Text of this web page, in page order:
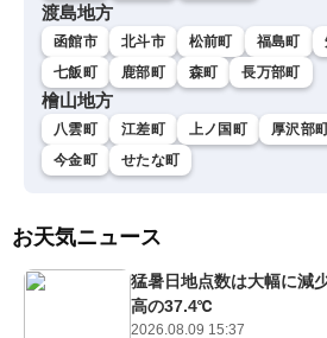
渡島地方
函館市 北斗市 松前町 福島町
七飯町
鹿部町 森町 長万部町
檜山地方
八雲町 江差町 上ノ国町 厚沢部
今金町
せたな町
お天気ニュース
猛暑日地点数は大幅に
高の37.4℃
2026.08.09 15:37